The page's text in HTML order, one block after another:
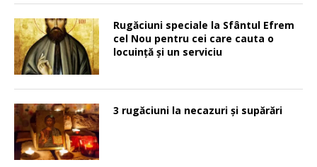
Rugăciuni speciale la Sfântul Efrem
cel Nou pentru cei care cauta o
locuinţă şi un serviciu
3 rugăciuni la necazuri și supărări